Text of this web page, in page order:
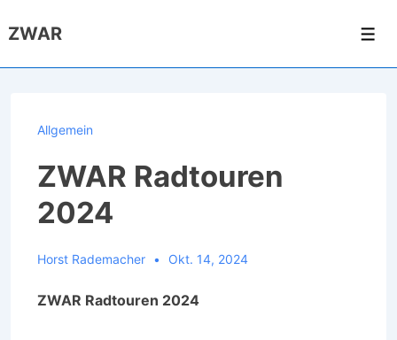
Zum
ZWAR
Allgemein
ZWAR Radtouren
2024
Horst Rademacher Okt. 14, 2024
ZWAR Radtouren 2024